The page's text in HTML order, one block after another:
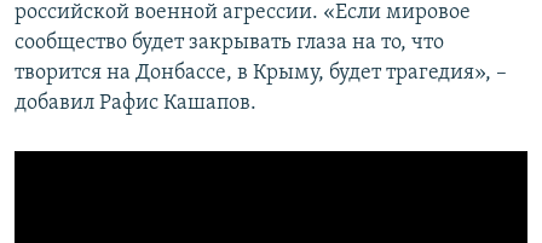
российской военной агрессии. «Если мировое
сообщество будет закрывать глаза на то, что
творится на Донбассе, в Крыму, будет трагедия», –
добавил Рафис Кашапов.